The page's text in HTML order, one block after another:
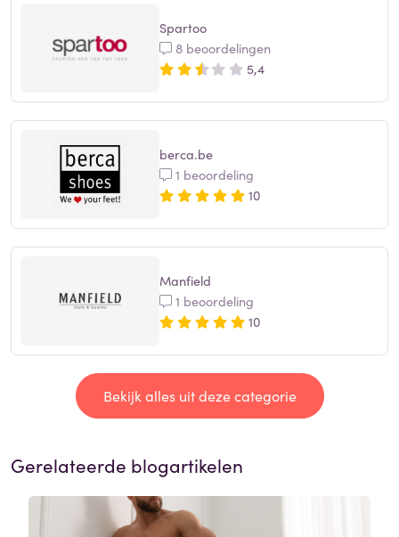
Spartoo
8 beoordelingen
5,4
berca.be
1 beoordeling
10
Manfield
1 beoordeling
10
Bekijk alles uit deze categorie
Gerelateerde blogartikelen